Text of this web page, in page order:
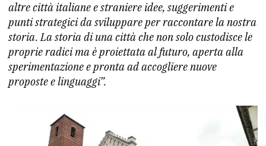
altre città italiane e straniere idee, suggerimenti e
punti strategici da sviluppare per raccontare la nostra
storia. La storia di una città che non solo custodisce le
proprie radici ma è proiettata al futuro, aperta alla
sperimentazione e pronta ad accogliere nuove
proposte e linguaggi”.